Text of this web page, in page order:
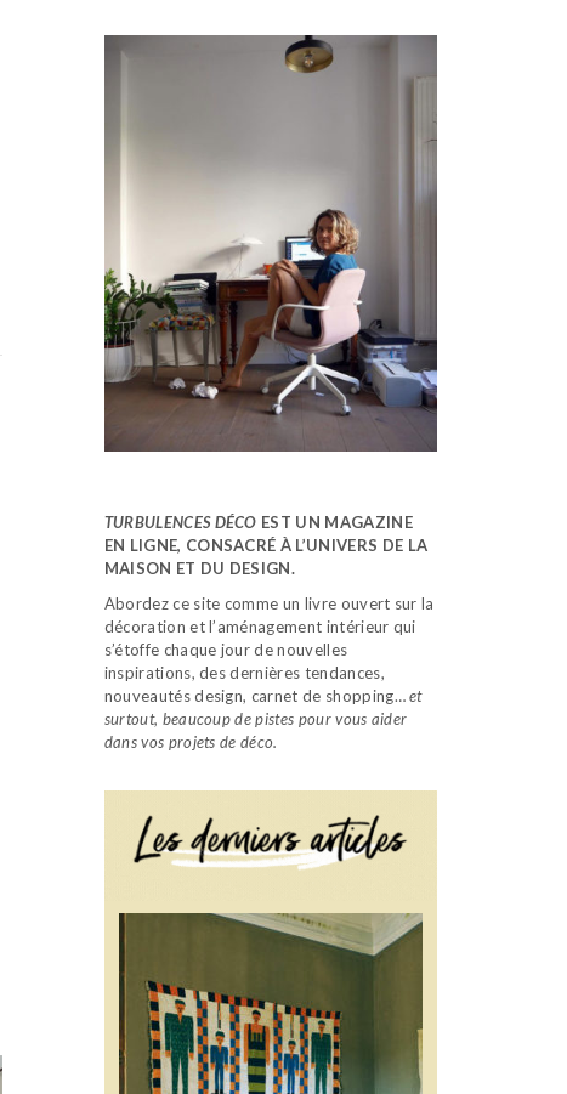
TURBULENCES DÉCO EST UN MAGAZINE
EN LIGNE, CONSACRÉ À L’UNIVERS DE LA
MAISON ET DU DESIGN.
Abordez ce site comme un livre ouvert sur la
décoration et l’aménagement intérieur qui
s’étoffe chaque jour de nouvelles
inspirations, des dernières tendances,
nouveautés design, carnet de shopping…et
surtout, beaucoup de pistes pour vous aider
dans vos projets de déco.